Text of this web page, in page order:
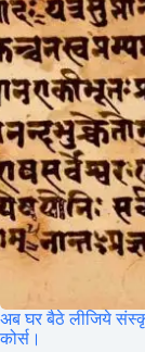
अब घर बैठे लीजिये
कोर्स।